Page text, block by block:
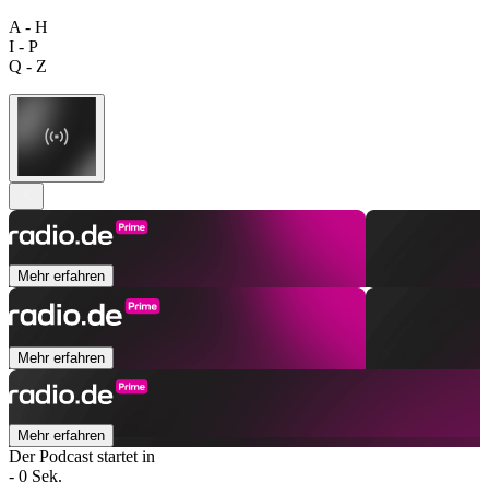
A - H
I - P
Q - Z
Mehr erfahren
Mehr erfahren
Mehr erfahren
Der Podcast startet in
- 0 Sek.